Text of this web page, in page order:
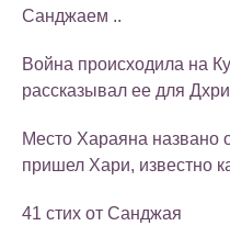
Санджаем ..
Война происходила на
рассказывал ее для
Место Хараяна названо
пришел Хари, известно
41 стих от Санджая